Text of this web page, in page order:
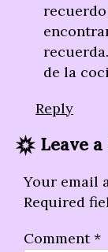
de la
Reply
Leave a
Your email
Required
Comment*